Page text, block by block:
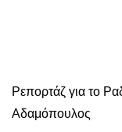
Ρεπορτάζ για το
Αδαμόπουλος